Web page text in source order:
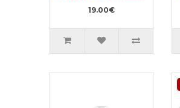
pudelīte +
silikona knupīši
19.00€